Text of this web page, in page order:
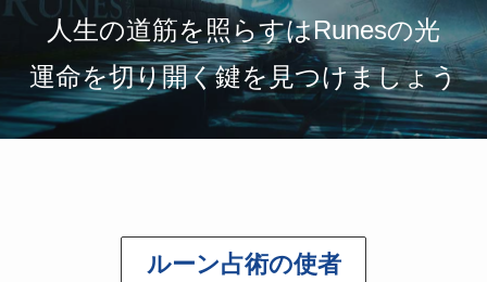
人生の道筋を照らすはRunesの光
運命を切り開く鍵を見つけましょう
ルーン占術の使者